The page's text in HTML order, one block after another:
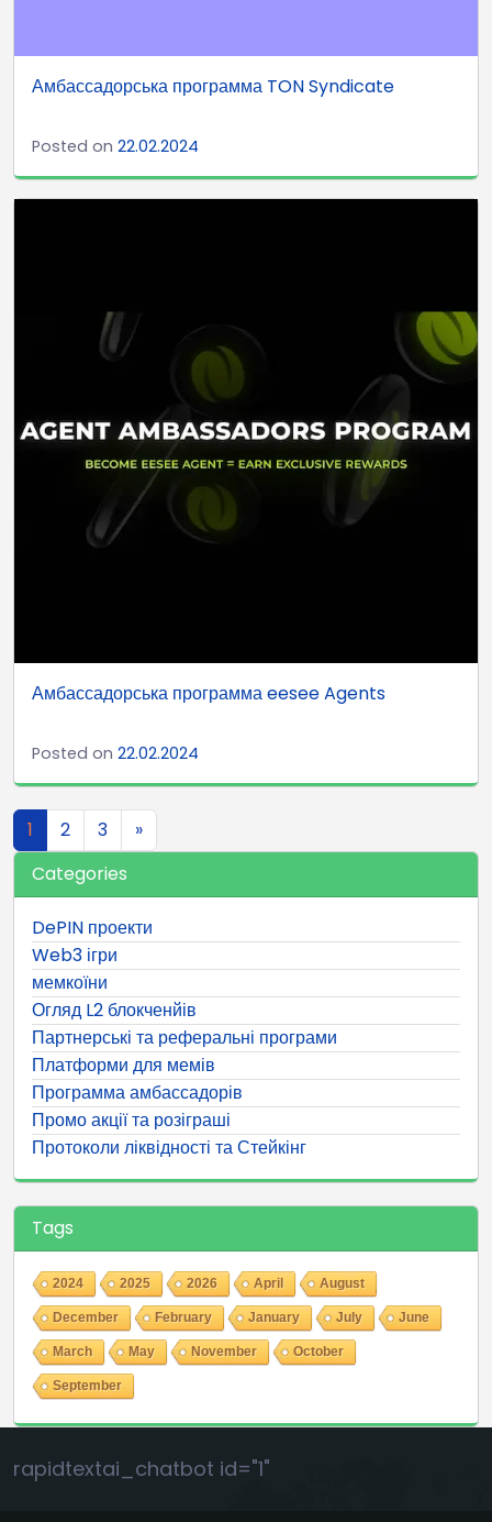
Амбассадорська программа TON Syndicate
Posted on 22.02.2024
Амбассадорська программа eesee Agents
Posted on 22.02.2024
Posts navigation
1 2 3
»
Categories
DePIN проекти
Web3 ігри
мемкоїни
Огляд L2 блокченйів
Партнерські та реферальні програми
Платформи для мемів
Программа амбассадорів
Промо акції та розіграші
Протоколи ліквідності та Стейкінг
Tags
2024 2025 2026 April August
December February January July June
March May November October
September
rapidtextai_chatbot id="1"